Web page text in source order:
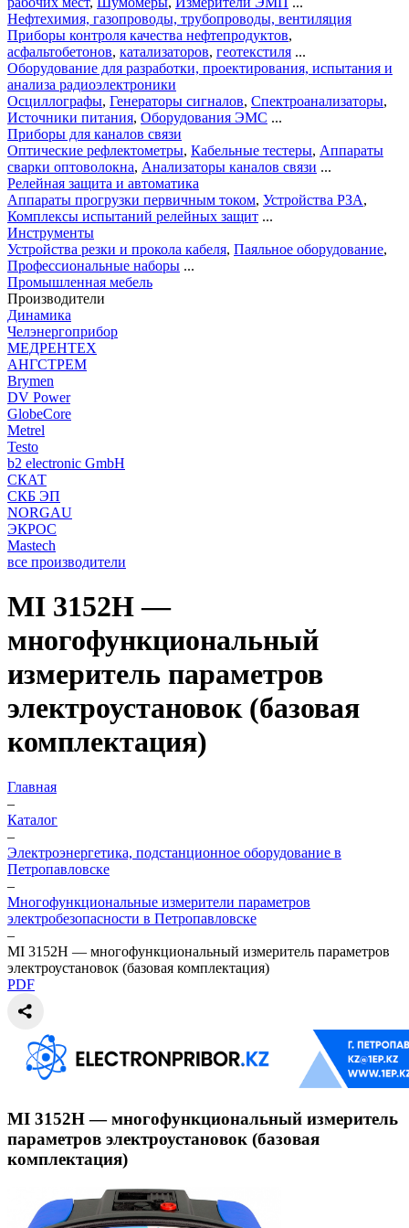
Нефтехимия, газопроводы, трубопроводы, вентиляция
Приборы контроля качества нефтепродуктов,
асфальтобетонов, катализаторов, геотекстиля ...
Оборудование для разработки, проектирования, испытания и
анализа радиоэлектроники
Осциллографы, Генераторы сигналов, Спектроанализаторы,
Источники питания, Оборудования ЭМС ...
Приборы для каналов связи
Оптические рефлектометры, Кабельные тестеры, Аппараты
сварки оптоволокна, Анализаторы каналов связи ...
Релейная защита и автоматика
Аппараты прогрузки первичным током, Устройства РЗА,
Комплексы испытаний релейных защит ...
Инструменты
Устройства резки и прокола кабеля, Паяльное оборудование,
Профессиональные наборы ...
Промышленная мебель
Производители
Динамика
Челэнергоприбор
МЕДРЕНТЕХ
АНГСТРЕМ
Brymen
DV Power
GlobeCore
Metrel
Testo
b2 electronic GmbH
СКАТ
СКБ ЭП
NORGAU
ЭКРОС
Mastech
все производители
MI 3152H —
многофункциональный
измеритель параметров
электроустановок (базовая
комплектация)
Главная
–
Каталог
–
Электроэнергетика, подстанционное оборудование в
Петропавловске
–
Многофункциональные измерители параметров
электробезопасности в Петропавловске
–
MI 3152H — многофункциональный измеритель параметров
электроустановок (базовая комплектация)
PDF
MI 3152H — многофункциональный измеритель
параметров электроустановок (базовая
комплектация)